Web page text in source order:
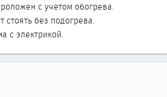
с учетом обогрева.
стоять без подогрева.
с электрикой.